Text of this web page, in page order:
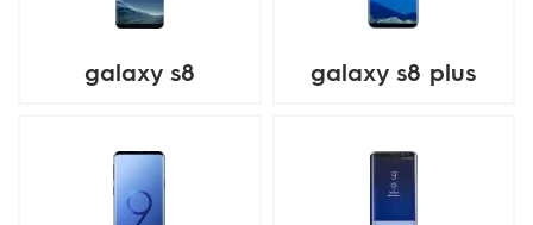
galaxy s8 galaxy s8 plus